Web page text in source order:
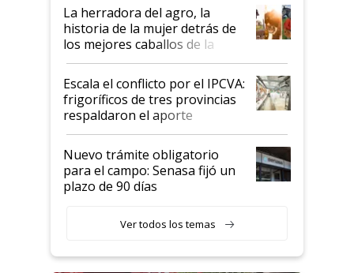
establecimientos en Argentina
La herradora del agro, la
historia de la mujer detrás de
los mejores caballos de la
Argentina y los mitos que
todavía hacen sufrir a estos
animales: "Mientras me
descalificaban, yo seguí
haciendo currículum"
Escala el conflicto por el IPCVA:
frigoríficos de tres provincias
respaldaron el aporte
obligatorio
Nuevo trámite obligatorio
para el campo: Senasa fijó un
plazo de 90 días
Ver todos los temas